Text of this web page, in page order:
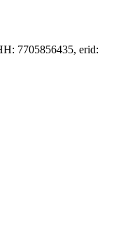
7705856435, erid: